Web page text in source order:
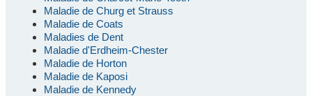
Maladie de Churg et Strauss
Maladie de Coats
Maladies de Dent
Maladie d'Erdheim-Chester
Maladie de Horton
Maladie de Kaposi
Maladie de Kennedy